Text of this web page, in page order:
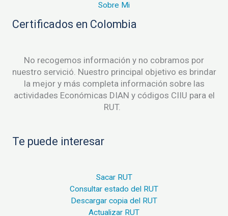
Sobre Mi
Certificados en Colombia
No recogemos información y no cobramos por
nuestro servició. Nuestro principal objetivo es brindar
la mejor y más completa información sobre las
actividades Económicas DIAN y códigos CIIU para el
RUT.
Te puede interesar
Sacar RUT
Consultar estado del RUT
Descargar copia del RUT
Actualizar RUT